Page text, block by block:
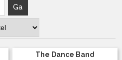
Ga
The Dance Band